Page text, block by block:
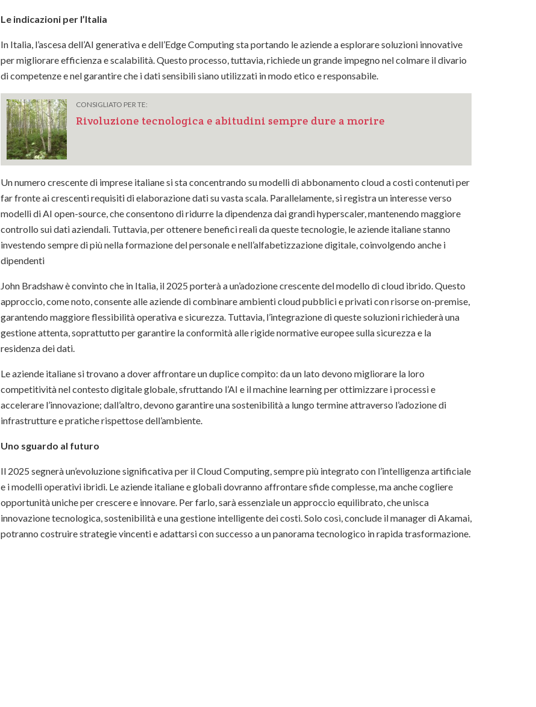
Le indicazioni per l’Italia
In Italia, l’ascesa dell’AI generativa e dell’Edge Computing sta portando le aziende a esplorare soluzioni innovative
per migliorare efficienza e scalabilità. Questo processo, tuttavia, richiede un grande impegno nel colmare il divario
di competenze e nel garantire che i dati sensibili siano utilizzati in modo etico e responsabile.
CONSIGLIATO PER TE:
Rivoluzione tecnologica e abitudini sempre dure a morire
Un numero crescente di imprese italiane si sta concentrando su modelli di abbonamento cloud a costi contenuti per
far fronte ai crescenti requisiti di elaborazione dati su vasta scala. Parallelamente, si registra un interesse verso
modelli di AI open-source, che consentono di ridurre la dipendenza dai grandi hyperscaler, mantenendo maggiore
controllo sui dati aziendali. Tuttavia, per ottenere benefici reali da queste tecnologie, le aziende italiane stanno
investendo sempre di più nella formazione del personale e nell’alfabetizzazione digitale, coinvolgendo anche i
dipendenti
John Bradshaw è convinto che in Italia, il 2025 porterà a un’adozione crescente del modello di cloud ibrido. Questo
approccio, come noto, consente alle aziende di combinare ambienti cloud pubblici e privati con risorse on-premise,
garantendo maggiore flessibilità operativa e sicurezza. Tuttavia, l’integrazione di queste soluzioni richiederà una
gestione attenta, soprattutto per garantire la conformità alle rigide normative europee sulla sicurezza e la
residenza dei dati.
Le aziende italiane si trovano a dover affrontare un duplice compito: da un lato devono migliorare la loro
competitività nel contesto digitale globale, sfruttando l’AI e il machine learning per ottimizzare i processi e
accelerare l’innovazione; dall’altro, devono garantire una sostenibilità a lungo termine attraverso l’adozione di
infrastrutture e pratiche rispettose dell’ambiente.
Uno sguardo al futuro
Il 2025 segnerà un’evoluzione significativa per il Cloud Computing, sempre più integrato con l’intelligenza artificiale
e i modelli operativi ibridi. Le aziende italiane e globali dovranno affrontare sfide complesse, ma anche cogliere
opportunità uniche per crescere e innovare. Per farlo, sarà essenziale un approccio equilibrato, che unisca
innovazione tecnologica, sostenibilità e una gestione intelligente dei costi. Solo così, conclude il manager di Akamai,
potranno costruire strategie vincenti e adattarsi con successo a un panorama tecnologico in rapida trasformazione.